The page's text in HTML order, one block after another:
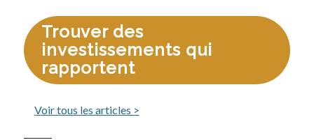
Trouver des
investissements qui
rapportent
Voir tous les articles >